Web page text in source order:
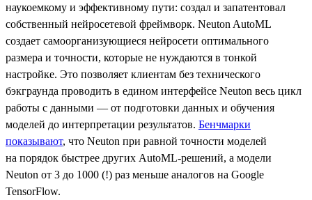
наукоемкому и эффективному пути: создал и запатентовал
собственный нейросетевой фреймворк. Neuton AutoML
создает самоорганизующиеся нейросети оптимального
размера и точности, которые не нуждаются в тонкой
настройке. Это позволяет клиентам без технического
бэкграунда проводить в едином интерфейсе Neuton весь цикл
работы с данными — от подготовки данных и обучения
моделей до интерпретации результатов. Бенчмарки
показывают, что Neuton при равной точности моделей
на порядок быстрее других AutoML-решений, а модели
Neuton от 3 до 1000 (!) раз меньше аналогов на Google
TensorFlow.